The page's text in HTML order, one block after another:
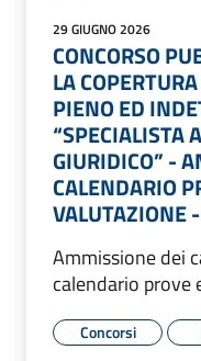
29 GIUGNO 2026
CONCORSO
LA
PIENO ED
“SPECIALISTA
GIURIDICO” -
CALENDARIO
VALUTAZIONE
Ammissione dei
calendario prove
Concorsi